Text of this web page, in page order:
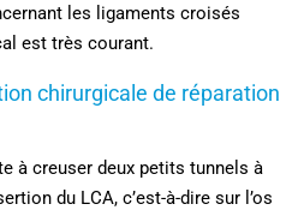
les ligaments croisés
est très courant.
chirurgicale de réparation
à creuser deux petits tunnels à
du LCA, c’est-à-dire sur l’os